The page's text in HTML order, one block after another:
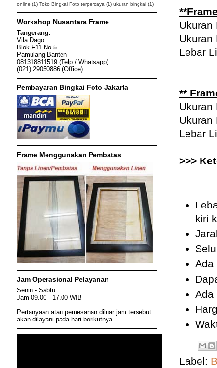
Ukuran
Ukuran
Lebar
**
Ukuran
Ukuran
Lebar
>>>
kiri
Ada
Ada
Label:
online (1) Toko Bingkai Foto terpercaya (1) ukuran bingkai (1)
Workshop Nusantara Frame
Tangerang:
Vila Dago
Blok F11 No.5
Pamulang-Banten
081318811519 (Telp / Whatsapp)
(021) 29050886 (Office)
Pembayaran Bingkai Foto Jakarta
Frame Menggunakan Pembatas
Jam Operasional Pelayanan
Senin - Sabtu
Jam 09.00 - 17.00 WIB
Pertanyaan atau pemesanan diluar jam tersebut
akan dilayani pada hari berikutnya.